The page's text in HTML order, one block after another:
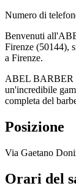
Numero di
Benvenuti
Firenze (50144),
a Firenze.
ABEL BARBER
un'incredibile
completa del
Posizione
Via Gaetano
Orari del